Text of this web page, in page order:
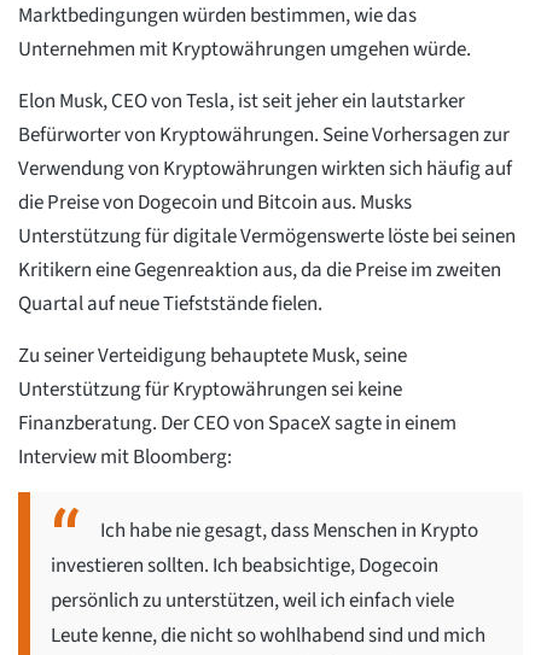
Marktbedingungen würden bestimmen, wie das
Unternehmen mit Kryptowährungen umgehen würde.
Elon Musk, CEO von Tesla, ist seit jeher ein lautstarker
Befürworter von Kryptowährungen. Seine Vorhersagen zur
Verwendung von Kryptowährungen wirkten sich häufig auf
die Preise von Dogecoin und Bitcoin aus. Musks
Unterstützung für digitale Vermögenswerte löste bei seinen
Kritikern eine Gegenreaktion aus, da die Preise im zweiten
Quartal auf neue Tiefststände fielen.
Zu seiner Verteidigung behauptete Musk, seine
Unterstützung für Kryptowährungen sei keine
Finanzberatung. Der CEO von SpaceX sagte in einem
Interview mit Bloomberg:
Ich habe nie gesagt, dass Menschen in Krypto
investieren sollten. Ich beabsichtige, Dogecoin
persönlich zu unterstützen, weil ich einfach viele
Leute kenne, die nicht so wohlhabend sind und mich